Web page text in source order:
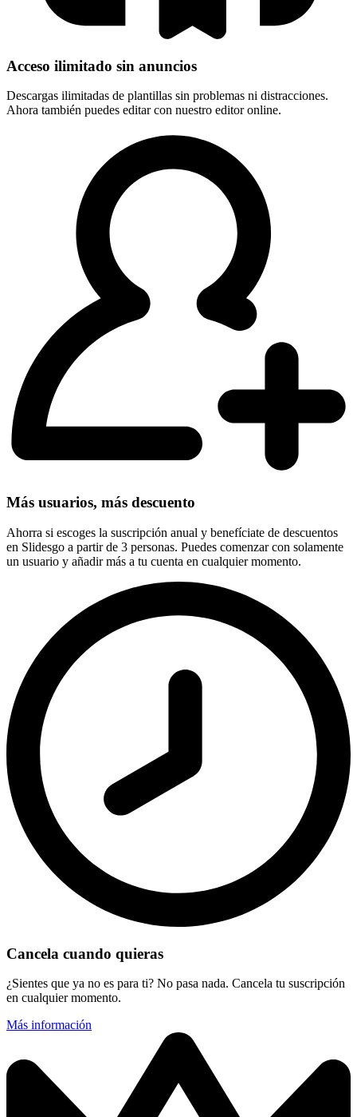
Acceso ilimitado sin anuncios
Descargas ilimitadas de plantillas sin problemas ni distracciones.
Ahora también puedes editar con nuestro editor online.
Más usuarios, más descuento
Ahorra si escoges la suscripción anual y benefíciate de descuentos
en Slidesgo a partir de 3 personas. Puedes comenzar con solamente
un usuario y añadir más a tu cuenta en cualquier momento.
Cancela cuando quieras
¿Sientes que ya no es para ti? No pasa nada. Cancela tu suscripción
en cualquier momento.
Más información